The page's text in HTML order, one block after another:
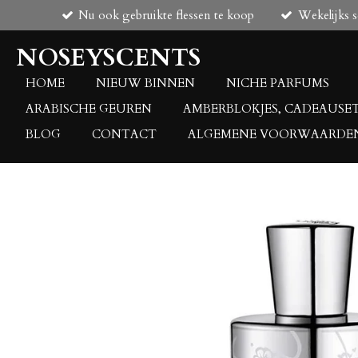
direct
naar
de
hoofdinhoud
Nu ook gebruikte flessen te koop Wekelijks
NOSEYSCENTS
HOME NIEUW BINNEN
NICHE PARFUMS
ARABISCHE GEUREN
AMBERBLOKJES,
BLOG
CONTACT ALGEMENE